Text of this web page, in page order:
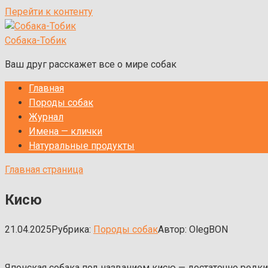
Перейти к контенту
Собака-Тобик
Ваш друг расскажет все о мире собак
Главная
Породы собак
Журнал
Имена — клички
Натуральные продукты
Главная страница
Кисю
21.04.2025Рубрика: Породы собакАвтор: OlegBON